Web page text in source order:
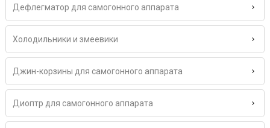
Дефлегматор для самогонного аппарата
Холодильники и змеевики
Джин-корзины для самогонного аппарата
Диоптр для самогонного аппарата